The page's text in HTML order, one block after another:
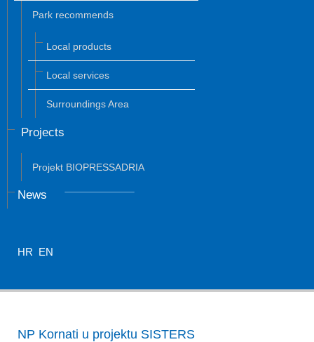
Park recommends
Local products
Local services
Surroundings Area
Projects
Projekt BIOPRESSADRIA
News
HR EN
NP Kornati u projektu SISTERS